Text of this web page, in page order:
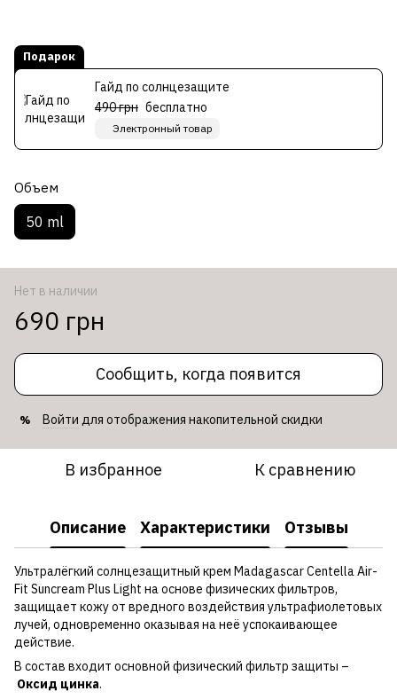
Подарок
Гайд по солнцезащите
490 грн бесплатно
Электронный товар
Объем
50 ml
Нет в наличии
690 грн
Сообщить, когда появится
% Войти для отображения накопительной скидки
В избранное К сравнению
Описание Характеристики Отзывы
Ультралёгкий солнцезащитный крем Madagascar Centella Air-
Fit Suncream Plus Light на основе физических фильтров,
защищает кожу от вредного воздействия ультрафиолетовых
лучей, одновременно оказывая на неё успокаивающее
действие.
В состав входит основной физический фильтр защиты –
Оксид цинка.